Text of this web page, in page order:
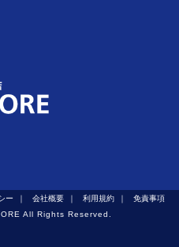
ー 会社概要 利用規約
免責事項
All Rights Reserved.